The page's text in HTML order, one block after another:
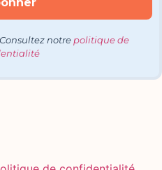
notre politique de